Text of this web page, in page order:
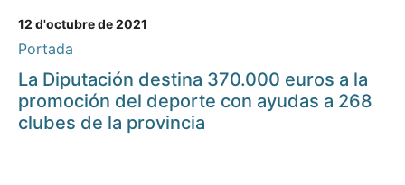
12 d'octubre de 2021
Portada
La Diputación destina 370.000 euros a la
promoción del deporte con ayudas a 268
clubes de la provincia